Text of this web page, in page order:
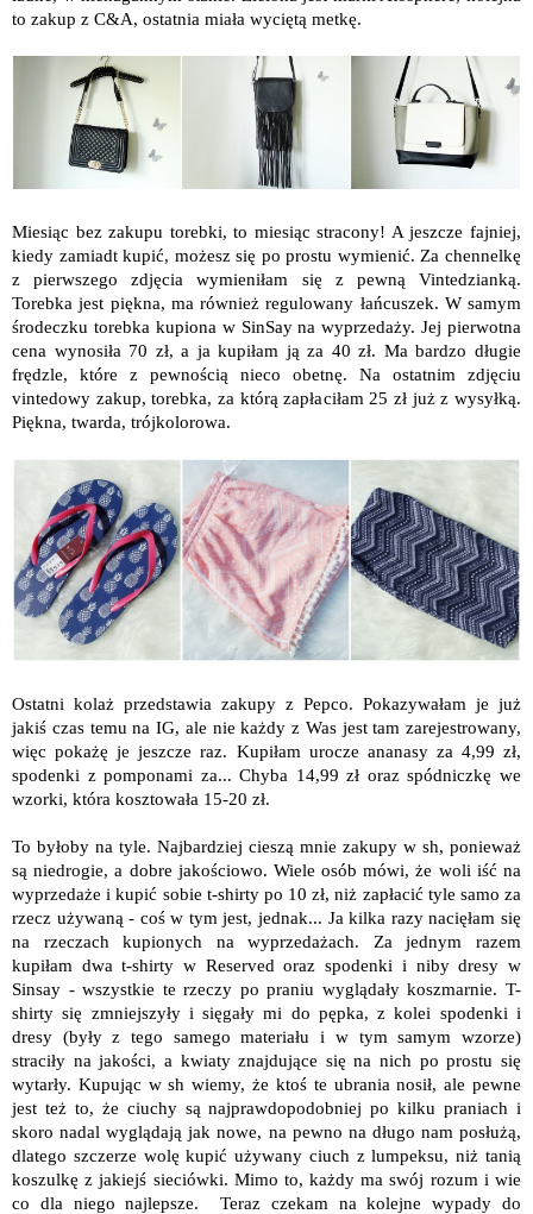
to zakup z C&A, ostatnia miała wyciętą metkę.
Miesiąc bez zakupu torebki, to miesiąc stracony! A jeszcze fajniej,
kiedy zamiadt kupić, możesz się po prostu wymienić. Za chennelkę
z pierwszego zdjęcia wymieniłam się z pewną Vintedzianką.
Torebka jest piękna, ma również regulowany łańcuszek. W samym
środeczku torebka kupiona w SinSay na wyprzedaży. Jej pierwotna
cena wynosiła 70 zł, a ja kupiłam ją za 40 zł. Ma bardzo długie
frędzle, które z pewnością nieco obetnę. Na ostatnim zdjęciu
vintedowy zakup, torebka, za którą zapłaciłam 25 zł już z wysyłką.
Piękna, twarda, trójkolorowa.
Ostatni kolaż przedstawia zakupy z Pepco. Pokazywałam je już
jakiś czas temu na IG, ale nie każdy z Was jest tam zarejestrowany,
więc pokażę je jeszcze raz. Kupiłam urocze ananasy za 4,99 zł,
spodenki z pomponami za... Chyba 14,99 zł oraz spódniczkę we
wzorki, która kosztowała 15-20 zł.
To byłoby na tyle. Najbardziej cieszą mnie zakupy w sh, ponieważ
są niedrogie, a dobre jakościowo. Wiele osób mówi, że woli iść na
wyprzedaże i kupić sobie t-shirty po 10 zł, niż zapłacić tyle samo za
rzecz używaną - coś w tym jest, jednak... Ja kilka razy nacięłam się
na rzeczach kupionych na wyprzedażach. Za jednym razem
kupiłam dwa t-shirty w Reserved oraz spodenki i niby dresy w
Sinsay - wszystkie te rzeczy po praniu wyglądały koszmarnie. T-
shirty się zmniejszyły i sięgały mi do pępka, z kolei spodenki i
dresy (były z tego samego materiału i w tym samym wzorze)
straciły na jakości, a kwiaty znajdujące się na nich po prostu się
wytarły. Kupując w sh wiemy, że ktoś te ubrania nosił, ale pewne
jest też to, że ciuchy są najprawdopodobniej po kilku praniach i
skoro nadal wyglądają jak nowe, na pewno na długo nam posłużą,
dlatego szczerze wolę kupić używany ciuch z lumpeksu, niż tanią
koszulkę z jakiejś sieciówki. Mimo to, każdy ma swój rozum i wie
co dla niego najlepsze. Teraz czekam na kolejne wypady do